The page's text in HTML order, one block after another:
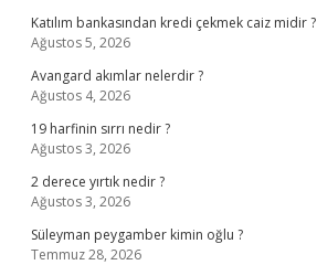
Katılım bankasından kredi çekmek caiz midir ?
Ağustos 5, 2026
Avangard akımlar nelerdir ?
Ağustos 4, 2026
19 harfinin sırrı nedir ?
Ağustos 3, 2026
2 derece yırtık nedir ?
Ağustos 3, 2026
Süleyman peygamber kimin oğlu ?
Temmuz 28, 2026